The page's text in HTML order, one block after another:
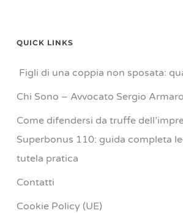
QUICK LINKS
Figli di una coppia non sposata:
Chi Sono – Avvocato Sergio
Come difendersi da truffe
Superbonus 110: guida completa
tutela pratica
Contatti
Cookie Policy (UE)